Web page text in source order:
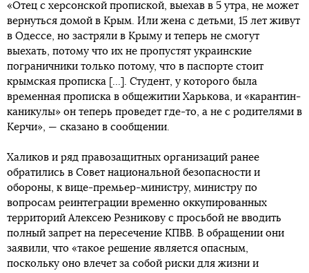
«Отец с херсонской пропиской, выехав в 5 утра, не может
вернуться домой в Крым. Или жена с детьми, 15 лет живут
в Одессе, но застряли в Крыму и теперь не смогут
выехать, потому что их не пропустят украинские
пограничники только потому, что в паспорте стоит
крымская прописка [...]. Студент, у которого была
временная прописка в общежитии Харькова, и «карантин-
каникулы» он теперь проведет где-то, а не с родителями в
Керчи», — сказано в сообщении.
Халиков и ряд правозащитных организаций ранее
обратились в Совет национальной безопасности и
обороны, к вице-премьер-министру, министру по
вопросам реинтеграции временно оккупированных
территорий Алексею Резникову с просьбой не вводить
полный запрет на пересечение КПВВ. В обращении они
заявили, что «такое решение является опасным,
поскольку оно влечет за собой риски для жизни и